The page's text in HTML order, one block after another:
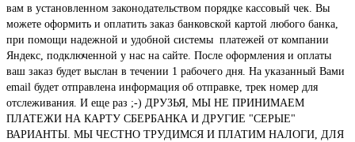
вам в установленном законодательством порядке кассовый чек. Вы
можете оформить и оплатить заказ банковской картой любого банка,
при помощи надежной и удобной системы платежей от компании
Яндекс, подключенной у нас на сайте. После оформления и оплаты
ваш заказ будет выслан в течении 1 рабочего дня. На указанный Вами
email будет отправлена информация об отправке, трек номер для
отслеживания. И еще раз ;-) ДРУЗЬЯ, МЫ НЕ ПРИНИМАЕМ
ПЛАТЕЖИ НА КАРТУ СБЕРБАНКА И ДРУГИЕ "СЕРЫЕ"
ВАРИАНТЫ. МЫ ЧЕСТНО ТРУДИМСЯ И ПЛАТИМ НАЛОГИ, ДЛЯ